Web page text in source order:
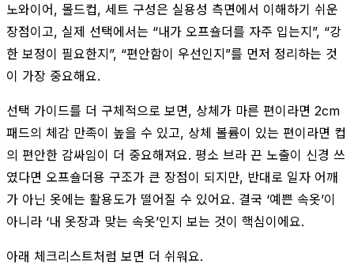
노와이어, 몰드컵, 세트 구성은 실용성 측면에서 이해하기 쉬운
장점이고, 실제 선택에서는 “내가 오프숄더를 자주 입는지”, “강
한 보정이 필요한지”, “편안함이 우선인지”를 먼저 정리하는 것
이 가장 중요해요.
선택 가이드를 더 구체적으로 보면, 상체가 마른 편이라면 2cm
패드의 체감 만족이 높을 수 있고, 상체 볼륨이 있는 편이라면 컵
의 편안한 감싸임이 더 중요해져요. 평소 브라 끈 노출이 신경 쓰
였다면 오프숄더용 구조가 큰 장점이 되지만, 반대로 일자 어깨
가 아닌 옷에는 활용도가 떨어질 수 있어요. 결국 ‘예쁜 속옷’이
아니라 ‘내 옷장과 맞는 속옷’인지 보는 것이 핵심이에요.
아래 체크리스트처럼 보면 더 쉬워요.